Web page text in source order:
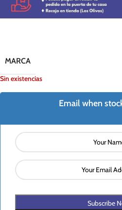
MARCA
Sin existencias
Email when
Subscribe